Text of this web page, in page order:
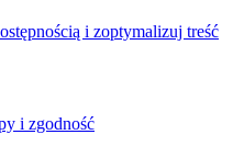
i zoptymalizuj treść
i zgodność